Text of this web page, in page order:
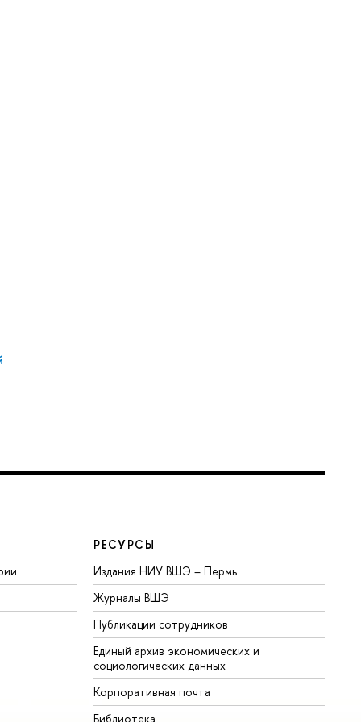
РЕСУРСЫ
Издания НИУ ВШЭ ­– Пермь
Журналы ВШЭ
Публикации сотрудников
Единый архив экономических и
социологических данных
Корпоративная почта
Библиотека